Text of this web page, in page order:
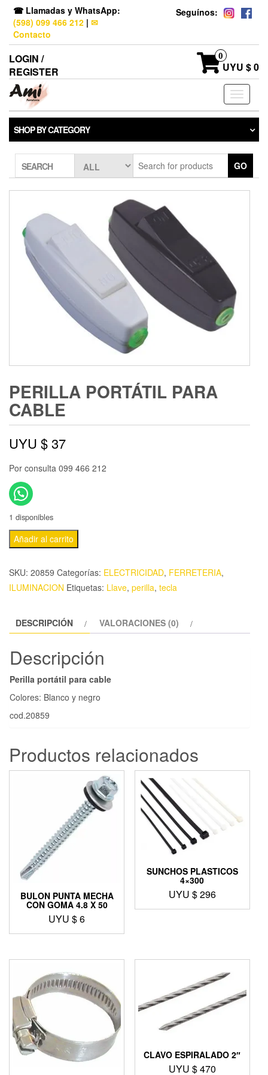
☎ Llamadas y WhatsApp:
(598) 099 466 212 | ✉
Contacto
Seguínos:
LOGIN /
REGISTER
0
UYU $ 0
Toggle
SHOP BY CATEGORY
SEARCH GO
PERILLA PORTÁTIL PARA
CABLE
UYU $37
Por consulta 099 466 212
1 disponibles
Añadir al carrito
SKU: 20859 Categorías: ELECTRICIDAD, FERRETERIA,
ILUMINACION Etiquetas: Llave, perilla, tecla
DESCRIPCIÓN VALORACIONES (0)
Descripción
Perilla portátil para cable
Colores: Blanco y negro
cod.20859
Productos relacionados
BULON PUNTA MECHA
CON GOMA 4.8 X 50
UYU $6
SUNCHOS PLASTICOS
4×300
UYU $296
CLAVO ESPIRALADO 2″
UYU $470